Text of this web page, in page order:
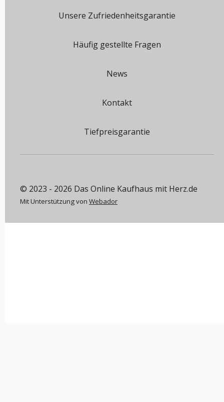
Unsere Zufriedenheitsgarantie
Häufig gestellte Fragen
News
Kontakt
Tiefpreisgarantie
© 2023 - 2026 Das Online Kaufhaus mit Herz.de
Mit Unterstützung von Webador